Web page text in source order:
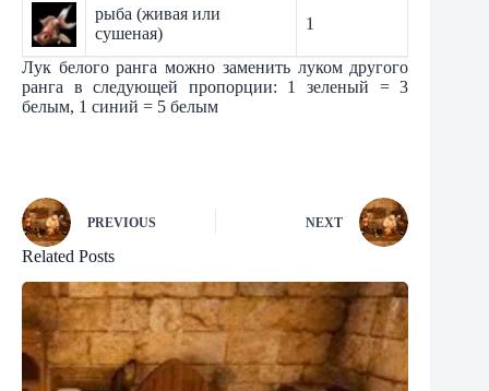
рыба (живая или
сушеная)
1
Лук белого ранга можно заменить луком другого
ранга в следующей пропорции: 1 зеленый = 3
белым, 1 синий = 5 белым
PREVIOUS NEXT
Related Posts